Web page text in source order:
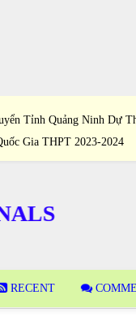
Tỉnh Quảng Ninh Dự
Gia THPT 2023-2024
RECENT